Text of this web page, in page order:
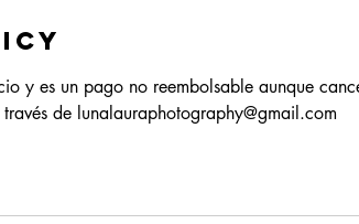
y es un pago no reembolsable aunque
de lunalauraphotography@gmail.com